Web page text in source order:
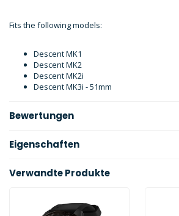
Fits the following models:
Descent MK1
Descent MK2
Descent MK2i
Descent MK3i - 51mm
Bewertungen
Eigenschaften
Verwandte Produkte